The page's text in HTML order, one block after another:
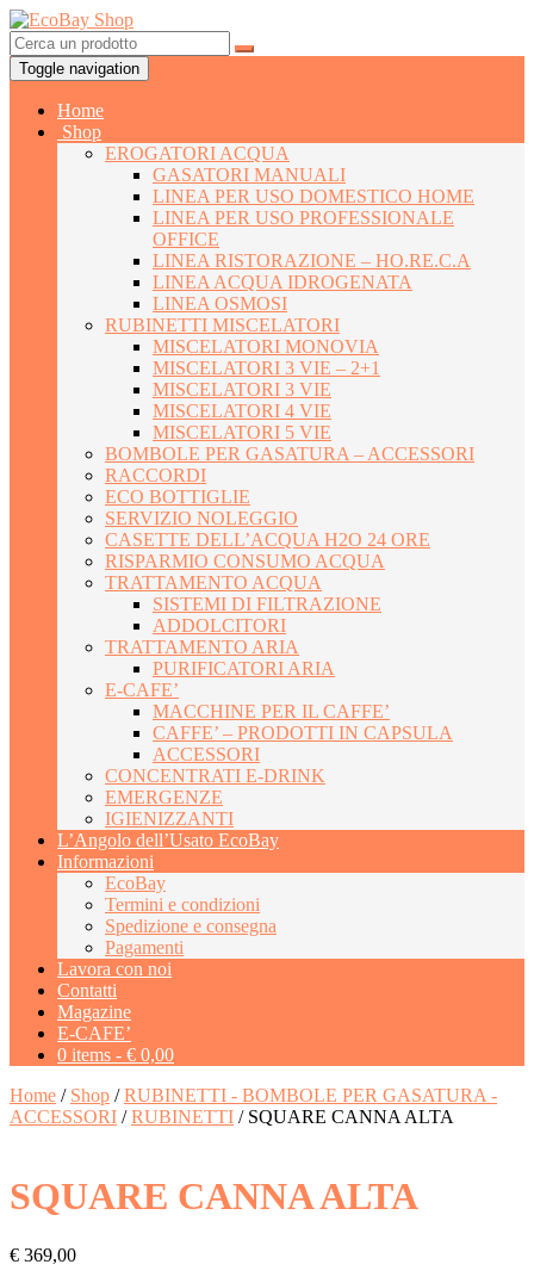
Toggle navigation
Home
Shop
EROGATORI ACQUA
GASATORI MANUALI
LINEA PER USO DOMESTICO HOME
LINEA PER USO PROFESSIONALE
OFFICE
LINEA RISTORAZIONE – HO.RE.C.A
LINEA ACQUA IDROGENATA
LINEA OSMOSI
RUBINETTI MISCELATORI
MISCELATORI MONOVIA
MISCELATORI 3 VIE – 2+1
MISCELATORI 3 VIE
MISCELATORI 4 VIE
MISCELATORI 5 VIE
BOMBOLE PER GASATURA – ACCESSORI
RACCORDI
ECO BOTTIGLIE
SERVIZIO NOLEGGIO
CASETTE DELL’ACQUA H2O 24 ORE
RISPARMIO CONSUMO ACQUA
TRATTAMENTO ACQUA
SISTEMI DI FILTRAZIONE
ADDOLCITORI
TRATTAMENTO ARIA
PURIFICATORI ARIA
E-CAFE’
MACCHINE PER IL CAFFE’
CAFFE’ – PRODOTTI IN CAPSULA
ACCESSORI
CONCENTRATI E-DRINK
EMERGENZE
IGIENIZZANTI
L’Angolo dell’Usato EcoBay
Informazioni
EcoBay
Termini e condizioni
Spedizione e consegna
Pagamenti
Lavora con noi
Contatti
Magazine
E-CAFE’
0 items - € 0,00
Home / Shop /RUBINETTI - BOMBOLE PER GASATURA -
ACCESSORI /RUBINETTI / SQUARE CANNA ALTA
SQUARE CANNA ALTA
€ 369,00